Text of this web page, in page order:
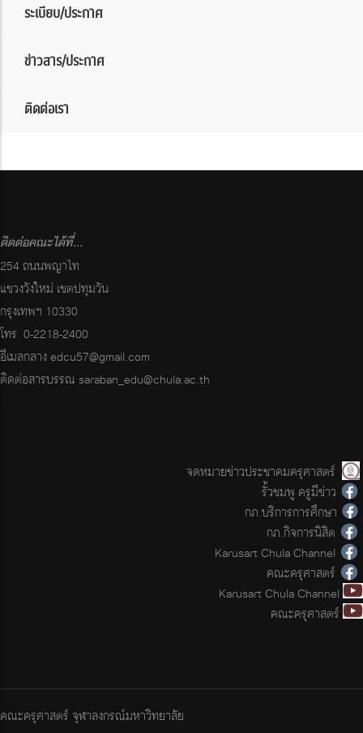
ระเบียบ/ประกาศ
ข่าวสาร/ประกาศ
ติดต่อเรา
ติดต่อคณะได้ที่...
254 ถนนพญาไท
แขวงวังใหม่ เขตปทุมวัน
กรุงเทพฯ 10330
โทร. 0-2218-2400
อีเมลกลางedcu57@gmail.com
ติดต่อสารบรรณsaraban_edu@chula.ac.th
จดหมายข่าวประชาคมครุศาสตร์
รั้วชมพู ครูมีข่าว
กภ.บริการการศึกษา
กภ.กิจการนิสิต
Karusart Chula Channel
คณะครุศาสตร์
Karusart Chula Channel
คณะครุศาสตร์
คณะครุศาสตร์ จุฬาลงกรณ์มหาวิทยาลัย